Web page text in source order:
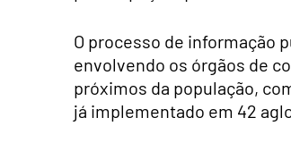
O processo de informação
envolvendo os órgãos de
próximos da população,
já implementado em 42